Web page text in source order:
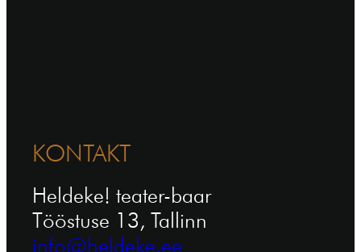
KONTAKT
Heldeke! teater-baar
Tööstuse 13, Tallinn
info@heldeke.ee